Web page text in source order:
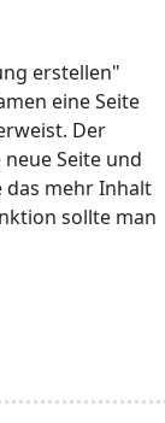
erstellen"
eine Seite
Der
Seite und
das mehr Inhalt
sollte man